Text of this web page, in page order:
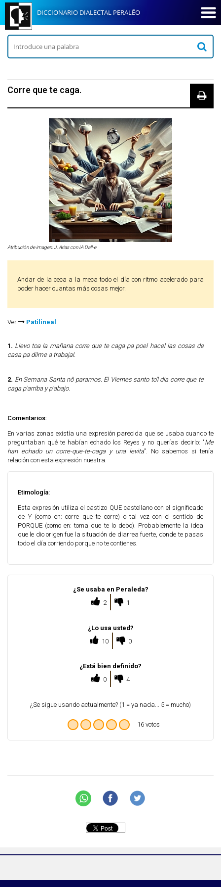
DICCIONARIO DIALECTAL PERALÊO
Corre que te caga.
Atribución de imagen: J. Arias con IA Dall-e
Andar de la ceca a la meca todo el día con ritmo acelerado para
poder hacer cuantas más cosas mejor.
Ver Patilineal
1. Llevo toa la mañana corre que te caga pa poel hacel las cosas de
casa pa dilme a trabajal.
2. En Semana Santa nô paramos. El Viernes santo to'l dia corre que te
caga p'arriba y p'abajo.
Comentarios:
En varias zonas existía una expresión parecida que se usaba cuando te
preguntaban qué te habían echado los Reyes y no querías decirlo: "Me
han echado un corre-que-te-caga y una levita". No sabemos si tenía
relación con esta expresión nuestra.
Etimología:
Esta expresión utiliza el castizo QUE castellano con el significado
de Y (como en: corre que te corre) o tal vez con el sentido de
PORQUE (como en: toma que te lo debo). Probablemente la idea
que le dio origen fue la situación de diarrea fuerte, donde te pasas
todo el día corriendo porque no te contienes.
¿Se usaba en Peraleda?
2
1
¿Lo usa usted?
10
0
¿Está bien definido?
0
4
¿Se sigue usando actualmente? (1 = ya nada... 5 = mucho)
16 votos